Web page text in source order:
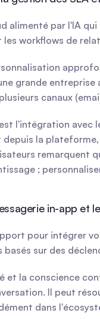
alimenté par l'IA
workflows de
grande
canaux
l'intégration avec
la
remarquent
;
in-app et
pour intégrer
sur des
et la conscience
Il peut
dans